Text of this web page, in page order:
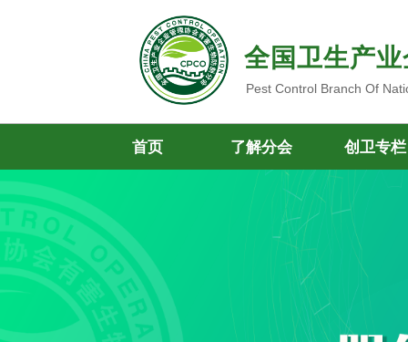
全国卫生产
Pest Control Branch Of
首页 了解分会 创卫专栏